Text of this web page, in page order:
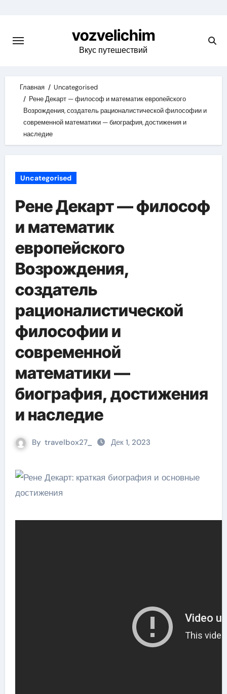
content
vozvelichim
Вкус путешествий
Главная
Uncategorised
Рене Декарт — философ и математик европейского
Возрождения, создатель рационалистической философии и
современной математики — биография, достижения и
наследие
Uncategorised
Рене Декарт — философ
и математик
европейского
Возрождения,
создатель
рационалистической
философии и
современной
математики —
биография, достижения
и наследие
By travelbox27_ Дек 1, 2023